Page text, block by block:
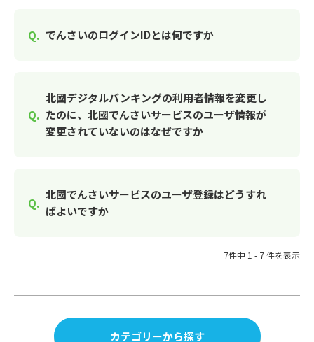
でんさいのログインIDとは何ですか
北國デジタルバンキングの利用者情報を変更し
たのに、北國でんさいサービスのユーザ情報が
変更されていないのはなぜですか
北國でんさいサービスのユーザ登録はどうすれ
ばよいですか
7件中 1 - 7 件を表示
カテゴリーから探す